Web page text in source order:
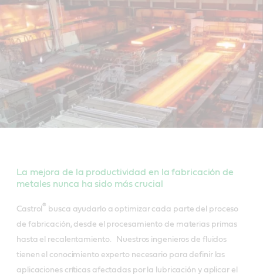
La mejora de la productividad en la fabricación de
metales nunca ha sido más crucial
Castrol ® busca ayudarlo a optimizar cada parte del proceso
de fabricación, desde el procesamiento de materias primas
hasta el recalentamiento. Nuestros ingenieros de fluidos
tienen el conocimiento experto necesario para definir las
aplicaciones críticas afectadas por la lubricación y aplicar el